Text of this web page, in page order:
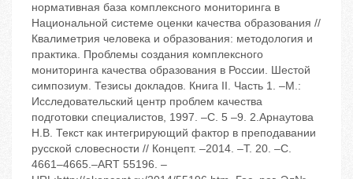
нормативная база комплексного мониторинга в
Национальной системе оценки качества образования //
Квалиметрия человека и образования: методология и
практика. Проблемы создания комплексного
мониторинга качества образования в России. Шестой
симпозиум. Тезисы докладов. Книга II. Часть 1. –М.:
Исследовательский центр проблем качества
подготовки специалистов, 1997. –С. 5 –9. 2.Арнаутова
Н.В. Текст как интегрирующий фактор в преподавании
русской словесности // Концепт. –2014. –Т. 20. –С.
4661–4665.–ART 55196. –